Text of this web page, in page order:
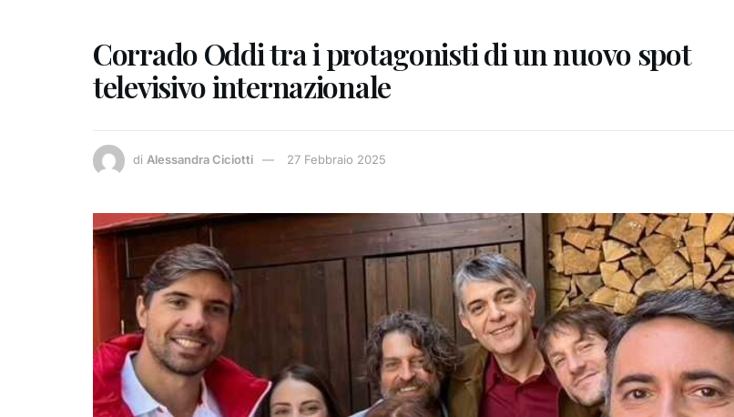
Corrado Oddi tra i protagonisti di un nuovo spot
televisivo internazionale
di Alessandra Ciciotti 27 Febbraio 2025